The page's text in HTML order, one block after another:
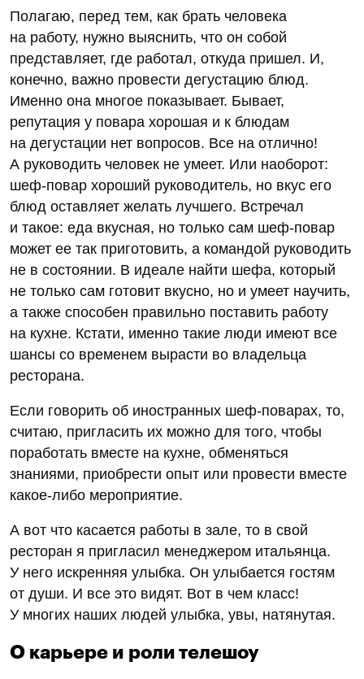
Полагаю, перед тем, как брать человека
на работу, нужно выяснить, что он собой
представляет, где работал, откуда пришел. И,
конечно, важно провести дегустацию блюд.
Именно она многое показывает. Бывает,
репутация у повара хорошая и к блюдам
на дегустации нет вопросов. Все на отлично!
А руководить человек не умеет. Или наоборот:
шеф-повар хороший руководитель, но вкус его
блюд оставляет желать лучшего. Встречал
и такое: еда вкусная, но только сам шеф-повар
может ее так приготовить, а командой руководить
не в состоянии. В идеале найти шефа, который
не только сам готовит вкусно, но и умеет научить,
а также способен правильно поставить работу
на кухне. Кстати, именно такие люди имеют все
шансы со временем вырасти во владельца
ресторана.
Если говорить об иностранных шеф-поварах, то,
считаю, пригласить их можно для того, чтобы
поработать вместе на кухне, обменяться
знаниями, приобрести опыт или провести вместе
какое-либо мероприятие.
А вот что касается работы в зале, то в свой
ресторан я пригласил менеджером итальянца.
У него искренняя улыбка. Он улыбается гостям
от души. И все это видят. Вот в чем класс!
У многих наших людей улыбка, увы, натянутая.
О карьере и роли телешоу